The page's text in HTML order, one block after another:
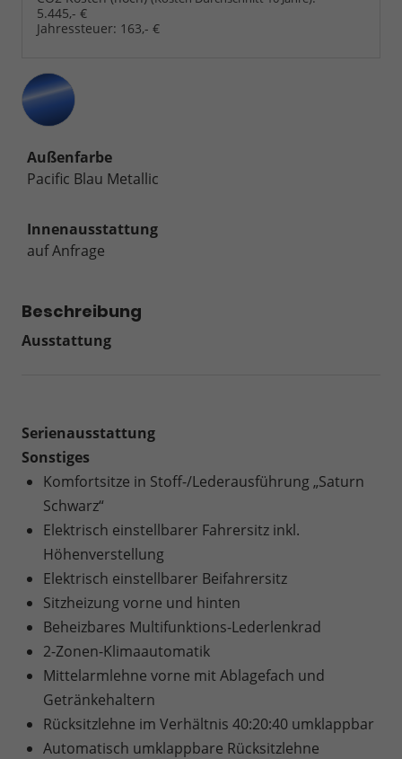
5.445,- €
Jahressteuer: 163,- €
Außenfarbe
Pacific Blau Metallic
Innenausstattung
auf Anfrage
Beschreibung
Ausstattung
Serienausstattung
Sonstiges
Komfortsitze in Stoff-/Lederausführung „Saturn
Schwarz“
Elektrisch einstellbarer Fahrersitz inkl.
Höhenverstellung
Elektrisch einstellbarer Beifahrersitz
Sitzheizung vorne und hinten
Beheizbares Multifunktions-Lederlenkrad
2-Zonen-Klimaautomatik
Mittelarmlehne vorne mit Ablagefach und
Getränkehaltern
Rücksitzlehne im Verhältnis 40:20:40 umklappbar
Automatisch umklappbare Rücksitzlehne